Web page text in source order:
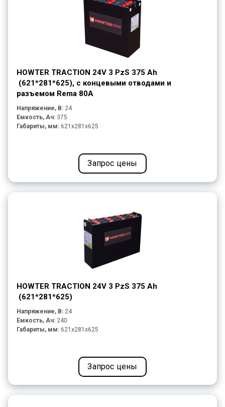
HOWTER TRACTION 24V 3 PzS 375 Ah
(621*281*625), с концевыми отводами и
разъемом Rema 80A
Напряжение, В: 24
Емкость, Ач: 375
Габариты, мм: 621x281x625
Запрос цены
HOWTER TRACTION 24V 3 PzS 375 Ah
(621*281*625)
Напряжение, В: 24
Емкость, Ач: 240
Габариты, мм: 621x281x625
Запрос цены